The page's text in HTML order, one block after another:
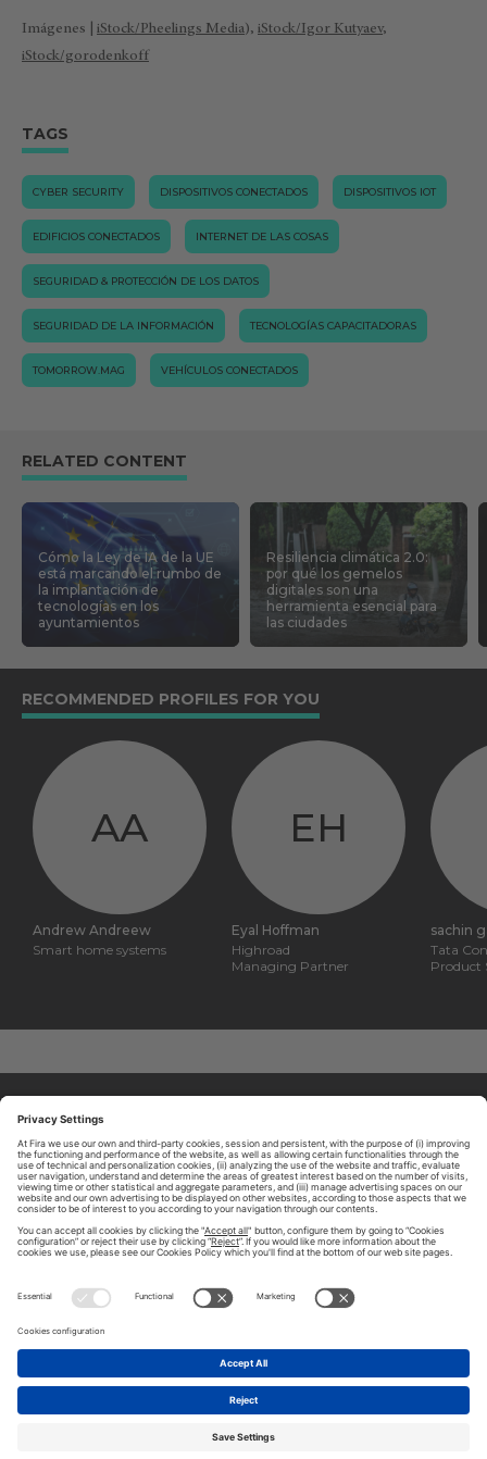
Imágenes | iStock/Pheelings Media), iStock/Igor Kutyaev,
iStock/gorodenkoff
TAGS
CYBER SECURITY DISPOSITIVOS CONECTADOS DISPOSITIVOS IOT
EDIFICIOS CONECTADOS INTERNET DE LAS COSAS
SEGURIDAD & PROTECCIÓN DE LOS DATOS
SEGURIDAD DE LA INFORMACIÓN TECNOLOGÍAS CAPACITADORAS
TOMORROW.MAG VEHÍCULOS CONECTADOS
RELATED CONTENT
Cómo la Ley de IA de la UE
está marcando el rumbo de
la implantación de
tecnologías en los
ayuntamientos
Resiliencia climática 2.0:
por qué los gemelos
digitales son una
herramienta esencial para
las ciudades
RECOMMENDED PROFILES FOR YOU
AA
Andrew Andreew
Smart home systems
EH
Eyal Hoffman
Highroad
Managing Partner
sachin
Tata
Product
CONTACT US
LEGAL NOTICE